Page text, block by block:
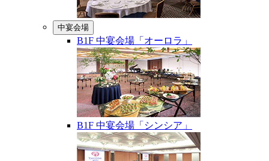
中宴会場
B1F 中宴会場「オーロラ」
B1F 中宴会場「シンシア」